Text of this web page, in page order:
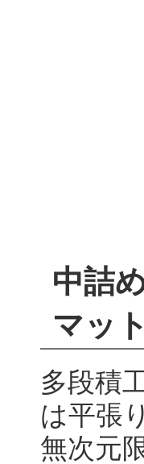
中詰
マッ
多段積
は平張
無次元